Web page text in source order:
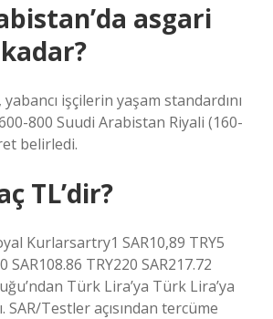
asgari
işçilerin yaşam standardını
800 Suudi Arabistan Riyali (160-
belirledi.
TL’dir?
Kurlarsartry1 SAR10,89 TRY5
SAR108.86 TRY220 SAR217.72
Türk Lira’ya Türk Lira’ya
SAR/Testler açısından tercüme